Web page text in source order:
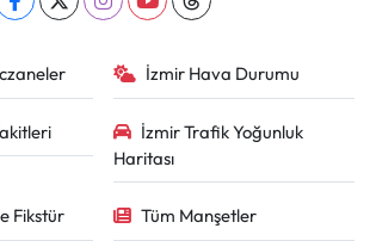
İzmir Hava Durumu
İzmir Trafik Yoğunluk
Haritası
Fikstür Tüm Manşetler